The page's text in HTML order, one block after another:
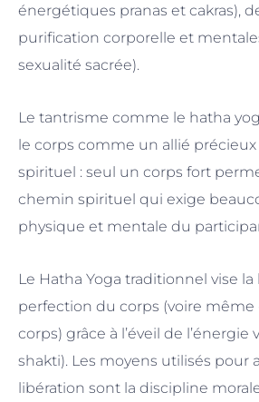
énergétiques pranas et cakras),
purification corporelle et
sexualité sacrée).
Le tantrisme comme le hatha
le corps comme un allié
spirituel : seul un corps fort
chemin spirituel qui exige
physique et mentale du
Le Hatha Yoga traditionnel vise
perfection du corps (voire même
corps) grâce à l’éveil de l’énergie
shakti). Les moyens utilisés pour
libération sont la discipline